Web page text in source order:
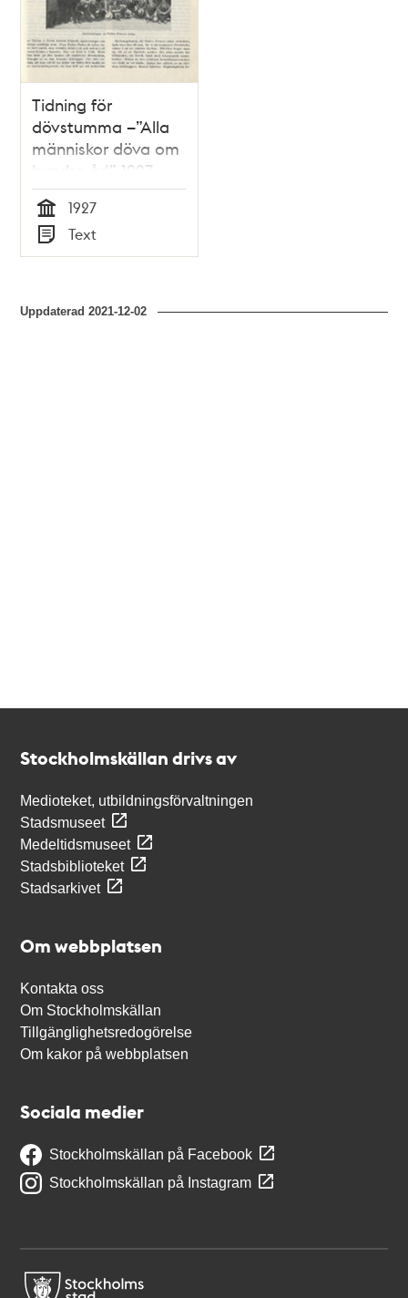
Tidning för
dövstumma –”Alla
människor döva om
hundra år!” 1927
Tid
1927
Typ
Text
Uppdaterad2021-12-02
Stockholmskällan drivs av
Medioteket, utbildningsförvaltningen
Stadsmuseet
Medeltidsmuseet
Stadsbiblioteket
Stadsarkivet
Om webbplatsen
Kontakta oss
Om Stockholmskällan
Tillgänglighetsredogörelse
Om kakor på webbplatsen
Sociala medier
Stockholmskällan på Facebook
Stockholmskällan på Instagram